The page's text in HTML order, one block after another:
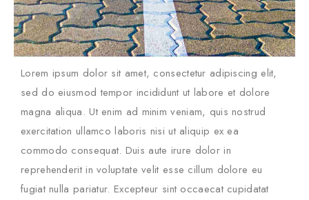
Lorem ipsum dolor sit amet, consectetur adipiscing elit,
sed do eiusmod tempor incididunt ut labore et dolore
magna aliqua. Ut enim ad minim veniam, quis nostrud
exercitation ullamco laboris nisi ut aliquip ex ea
commodo consequat. Duis aute irure dolor in
reprehenderit in voluptate velit esse cillum dolore eu
fugiat nulla pariatur. Excepteur sint occaecat cupidatat